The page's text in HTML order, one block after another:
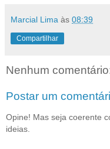
Marcial Lima às 08:39
Compartilhar
Nenhum
Postar um
Opine! Mas seja coerente
ideias.